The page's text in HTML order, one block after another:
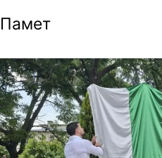
Памет